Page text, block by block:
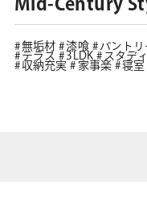
無垢材 漆喰 パントリ
テラス
3LDK スタデ
収納充実
家事楽 寝室